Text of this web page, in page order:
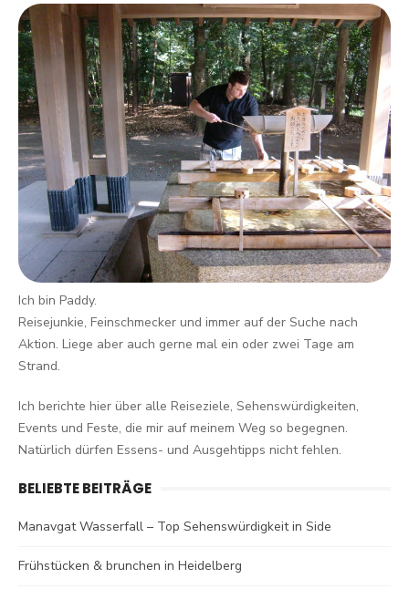
Ich bin Paddy.
Reisejunkie, Feinschmecker und immer auf der Suche nach
Aktion. Liege aber auch gerne mal ein oder zwei Tage am
Strand.
Ich berichte hier über alle Reiseziele, Sehenswürdigkeiten,
Events und Feste, die mir auf meinem Weg so begegnen.
Natürlich dürfen Essens- und Ausgehtipps nicht fehlen.
BELIEBTE BEITRÄGE
Manavgat Wasserfall – Top Sehenswürdigkeit in Side
Frühstücken & brunchen in Heidelberg